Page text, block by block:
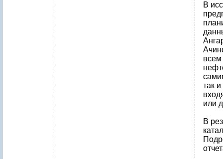
В
всем
так
или
В